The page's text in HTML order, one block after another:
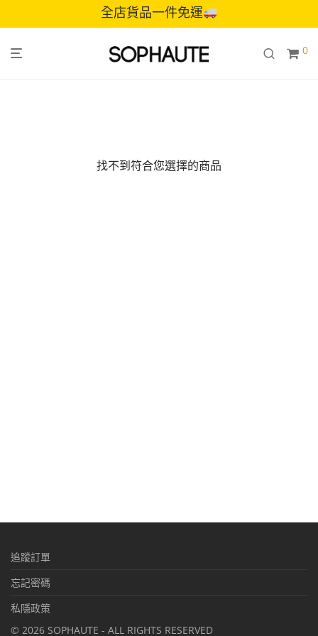
全店貨品一件免運
0
找不到符合您選擇的商品
追蹤訂單
忘記密碼
私隱政策
© 2026 SOPHAUTE - ALL RIGHTS RESERVED